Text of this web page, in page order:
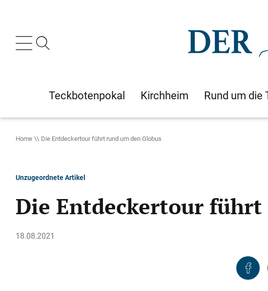
Teckbotenpokal Kirchheim Rund um die
Home Die Entdeckertour führt rund um den Globus
Unzugeordnete Artikel
Die Entdeckertour führt
18.08.2021